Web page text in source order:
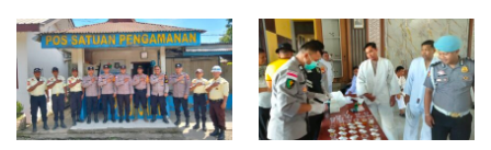
Bhayangkari Peduli